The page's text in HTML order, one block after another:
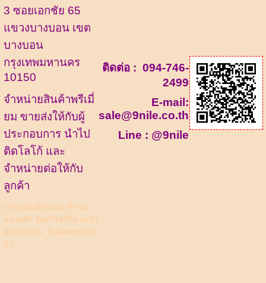
3 ซอยเอกชัย 65
แขวงบางบอน เขต
บางบอน
กรุงเทพมหานคร
10150
จำหน่ายสินค้าพรีเมี่
ยม ขายส่งให้กับผู้
ประกอบการ นำไป
ติดโลโก้ และ
จำหน่ายต่อให้กับ
ลูกค้า
บรรจุภัณฑ์ธรรมชาติ ขวด
พลาสติก รับทำวีซ่าจีน รถรับ
ส่งสนามบิน รับผลิตกระเป๋า
ผ้า
ติดต่อ : 094-746-
2499
E-mail:
sale@9nile.co.th
Line : @9nile